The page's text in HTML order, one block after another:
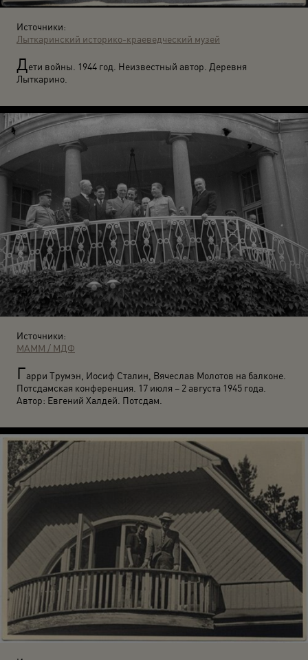
Источники:
Лыткаринский историко-краеведческий музей
Дети войны. 1944 год. Неизвестный автор. Деревня
Лыткарино.
Источники:
МАММ / МДФ
Гарри Трумэн, Иосиф Сталин, Вячеслав Молотов на балконе.
Потсдамская конференция. 17 июля – 2 августа 1945 года.
Автор: Евгений Халдей. Потсдам.